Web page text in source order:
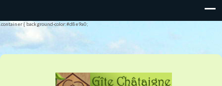
.container { background-color:#d8e9a0;